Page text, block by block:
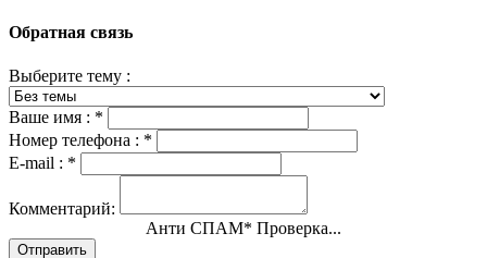
Обратная связь
Выберите тему :
Ваше имя : *
Номер телефона : *
E-mail : *
Комментарий:
Анти СПАМ* Проверка...
Отправить